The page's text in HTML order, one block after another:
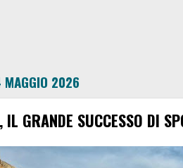
MAGGIO 2026
IL GRANDE SUCCESSO DI